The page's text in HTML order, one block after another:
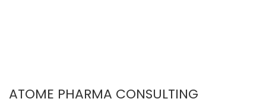
ATOME PHARMA CONSULTING